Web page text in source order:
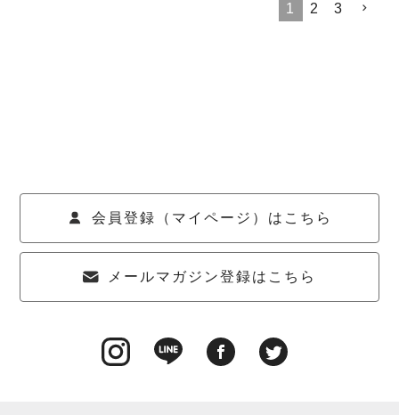
1 2 3
会員登録（マイページ）はこちら
メールマガジン登録はこちら